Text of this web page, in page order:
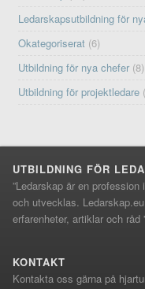
Ledarskapsutbildning för
Okategoriserat (6)
Utbildning för nya chefer (8)
Utbildning för projektledare
UTBILDNING FÖR
”Ledarskap är en
och utvecklas.
erfarenheter, artiklar och råd
KONTAKT
Kontakta oss gärna på